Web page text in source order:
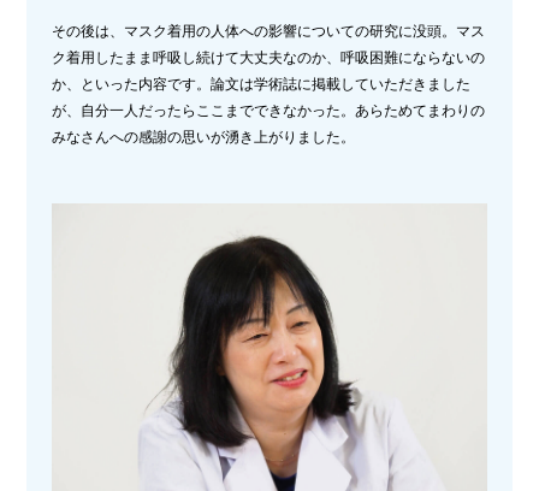
その後は、マスク着用の人体への影響についての研究に没頭。マス
ク着用したまま呼吸し続けて大丈夫なのか、呼吸困難にならないの
か、といった内容です。論文は学術誌に掲載していただきました
が、自分一人だったらここまでできなかった。あらためてまわりの
みなさんへの感謝の思いが湧き上がりました。